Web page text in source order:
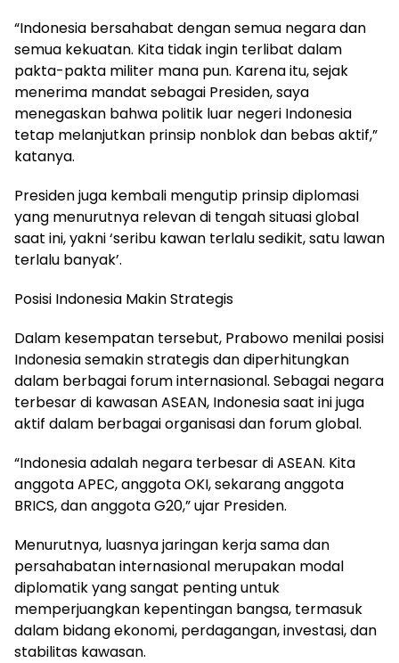
“Indonesia bersahabat dengan semua negara dan
semua kekuatan. Kita tidak ingin terlibat dalam
pakta-pakta militer mana pun. Karena itu, sejak
menerima mandat sebagai Presiden, saya
menegaskan bahwa politik luar negeri Indonesia
tetap melanjutkan prinsip nonblok dan bebas aktif,”
katanya.
Presiden juga kembali mengutip prinsip diplomasi
yang menurutnya relevan di tengah situasi global
saat ini, yakni ‘seribu kawan terlalu sedikit, satu lawan
terlalu banyak’.
Posisi Indonesia Makin Strategis
Dalam kesempatan tersebut, Prabowo menilai posisi
Indonesia semakin strategis dan diperhitungkan
dalam berbagai forum internasional. Sebagai negara
terbesar di kawasan ASEAN, Indonesia saat ini juga
aktif dalam berbagai organisasi dan forum global.
“Indonesia adalah negara terbesar di ASEAN. Kita
anggota APEC, anggota OKI, sekarang anggota
BRICS, dan anggota G20,” ujar Presiden.
Menurutnya, luasnya jaringan kerja sama dan
persahabatan internasional merupakan modal
diplomatik yang sangat penting untuk
memperjuangkan kepentingan bangsa, termasuk
dalam bidang ekonomi, perdagangan, investasi, dan
stabilitas kawasan.